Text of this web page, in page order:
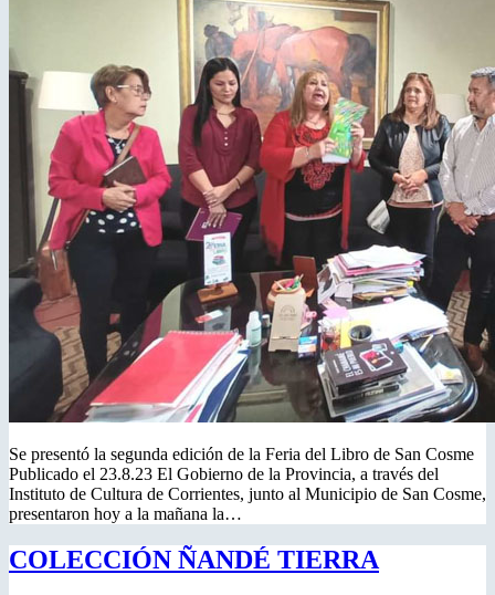
Se presentó la segunda edición de la Feria del Libro de San Cosme
Publicado el 23.8.23 El Gobierno de la Provincia, a través del
Instituto de Cultura de Corrientes, junto al Municipio de San Cosme,
presentaron hoy a la mañana la…
COLECCIÓN ÑANDÉ TIERRA